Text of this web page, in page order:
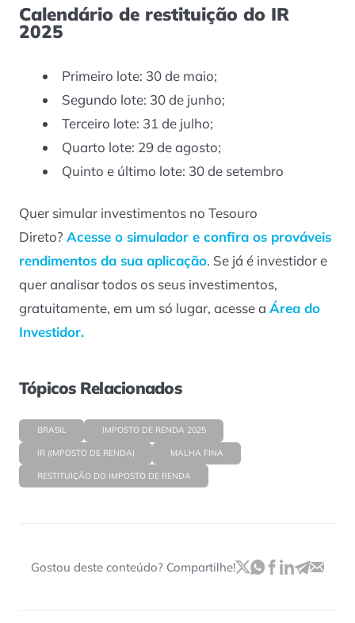
Calendário de restituição do IR
2025
Primeiro lote: 30 de maio;
Segundo lote: 30 de junho;
Terceiro lote: 31 de julho;
Quarto lote: 29 de agosto;
Quinto e último lote: 30 de setembro
Quer simular investimentos no Tesouro
Direto? Acesse o simulador e confira os prováveis
rendimentos da sua aplicação. Se já é investidor e
quer analisar todos os seus investimentos,
gratuitamente, em um só lugar, acesse a Área do
Investidor.
Tópicos Relacionados
BRASIL IMPOSTO DE RENDA 2025
IR (IMPOSTO DE RENDA) MALHA FINA
RESTITUIÇÃO DO IMPOSTO DE RENDA
Gostou deste conteúdo? Compartilhe!